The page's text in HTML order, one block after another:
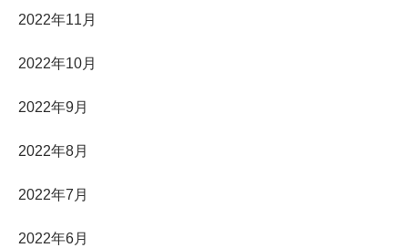
2022年11月
2022年10月
2022年9月
2022年8月
2022年7月
2022年6月